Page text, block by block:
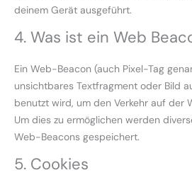
deinem Gerät ausgeführt.
4. Was ist ein Web
Ein Web-Beacon (auch Pixel-Tag
unsichtbares Textfragment oder Bild
benutzt wird, um den Verkehr auf der
Um dies zu ermöglichen werden
Web-Beacons gespeichert.
5. Cookies